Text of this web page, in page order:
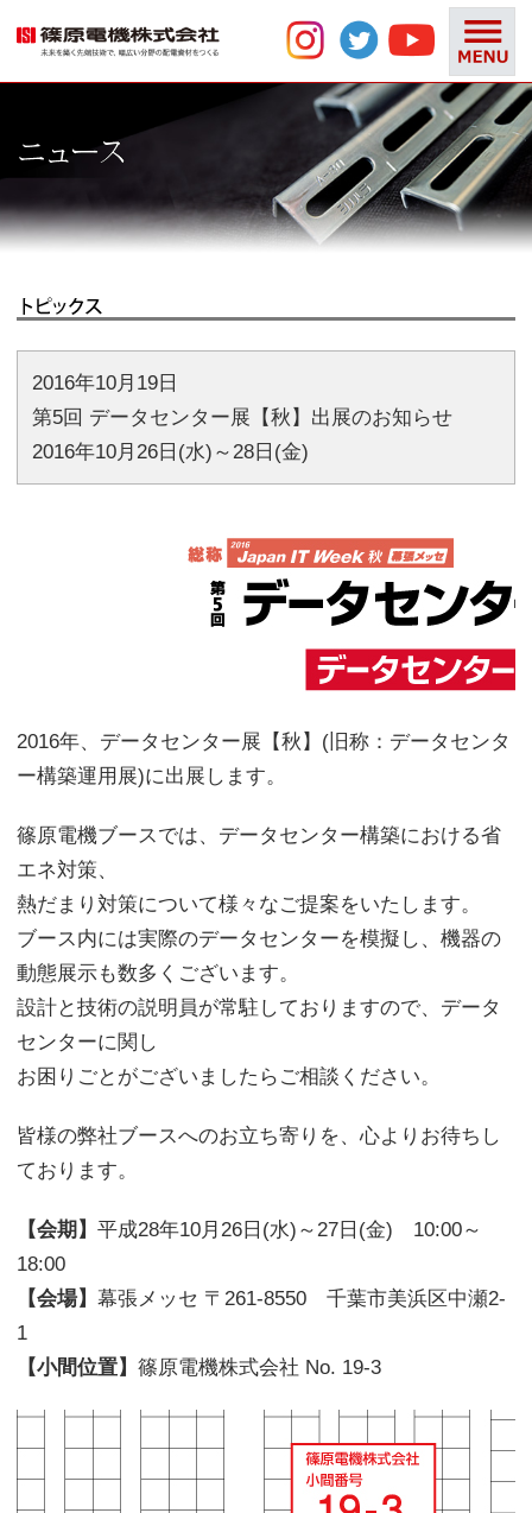
2016年10月19日
第5回 データセンター展【秋】出展のお知らせ
2016年10月26日(水)～28日(金)
2016年、データセンター展【秋】(旧称：データセンタ
ー構築運用展)に出展します。
篠原電機ブースでは、データセンター構築における省
エネ対策、
熱だまり対策について様々なご提案をいたします。
ブース内には実際のデータセンターを模擬し、機器の
動態展示も数多くございます。
設計と技術の説明員が常駐しておりますので、データ
センターに関し
お困りごとがございましたらご相談ください。
皆様の弊社ブースへのお立ち寄りを、心よりお待ちし
ております。
【会期】 平成28年10月26日(水)～27日(金) 10:00～
18:00
【会場】 幕張メッセ 〒261-8550 千葉市美浜区中瀬2-
1
【小間位置】 篠原電機株式会社 No. 19-3